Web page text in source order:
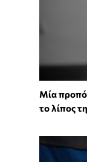
Μία
το λίπος